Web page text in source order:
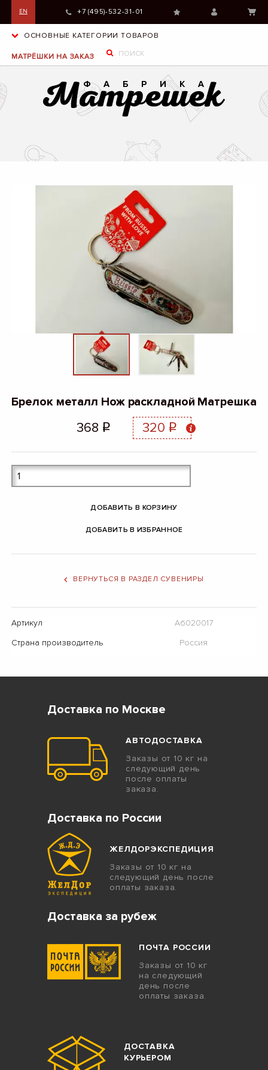
EN +7 (495)-532-31-01
ОСНОВНЫЕ КАТЕГОРИИ ТОВАРОВ
МАТРЁШКИ НА ЗАКАЗ
Брелок металл Нож раскладной Матрешка
368 q 320 q
ДОБАВИТЬ В КОРЗИНУ
ДОБАВИТЬ В ИЗБРАННОЕ
ВЕРНУТЬСЯ В РАЗДЕЛ СУВЕНИРЫ
Артикул
Аб020017
Страна производитель
Россия
Доставка по Москве
АВТОДОСТАВКА
Заказы от 10 кг на
следующий день
после оплаты
заказа.
Доставка по России
ЖЕЛДОРЭКСПЕДИЦИЯ
Заказы от 10 кг на
следующий день после
оплаты заказа.
Доставка за рубеж
ПОЧТА РОССИИ
Заказы от 10 кг
на следующий
день после
оплаты заказа.
ДОСТАВКА
КУРЬЕРОМ